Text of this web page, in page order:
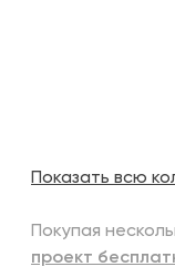
Показать всю
Покупая
проект